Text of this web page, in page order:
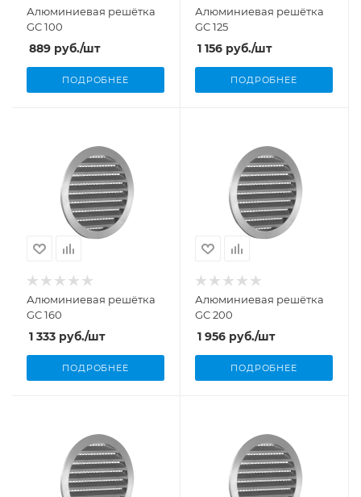
Алюминиевая решётка
GC 100
889 руб./шт
ПОДРОБНЕЕ
Алюминиевая решётка
GC 125
1 156 руб./шт
ПОДРОБНЕЕ
Алюминиевая решётка
GC 160
1 333 руб./шт
ПОДРОБНЕЕ
Алюминиевая решётка
GC 200
1 956 руб./шт
ПОДРОБНЕЕ